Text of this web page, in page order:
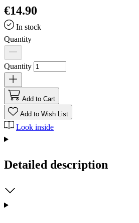
€14.90
In stock
Quantity
Quantity
Add to Cart
Add to Wish List
Look inside
Detailed description